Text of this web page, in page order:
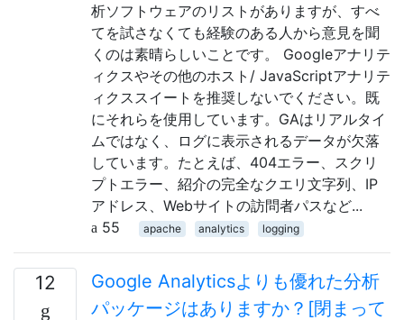
析ソフトウェアのリストがありますが、すべ
てを試さなくても経験のある人から意見を聞
くのは素晴らしいことです。 Googleアナリテ
ィクスやその他のホスト/ JavaScriptアナリテ
ィクススイートを推奨しないでください。既
にそれらを使用しています。GAはリアルタイ
ムではなく、ログに表示されるデータが欠落
しています。たとえば、404エラー、スクリ
プトエラー、紹介の完全なクエリ文字列、IP
アドレス、Webサイトの訪問者パスなど...
55
apache analytics logging
12
Google Analyticsよりも優れた分析
パッケージはありますか？[閉まって